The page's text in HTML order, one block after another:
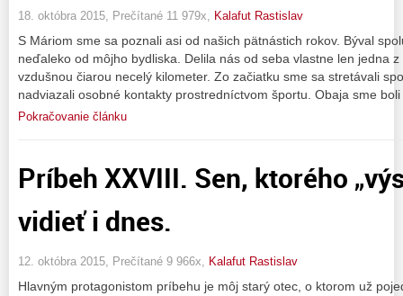
18. októbra 2015, Prečítané 11 979x, Kalafut Rastislav
S Máriom sme sa poznali asi od našich pätnástich rokov. Býval
neďaleko od môjho bydliska. Delila nás od seba vlastne len jedna
vzdušnou čiarou necelý kilometer. Zo začiatku sme sa stretávali
nadviazali osobné kontakty prostredníctvom športu. Obaja sme
Pokračovanie článku
Príbeh XXVIII. Sen, ktorého
vidieť i dnes.
12. októbra 2015, Prečítané 9 966x, Kalafut Rastislav
Hlavným protagonistom príbehu je môj starý otec, o ktorom už